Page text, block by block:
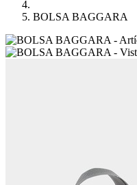
BOLSA BAGGARA